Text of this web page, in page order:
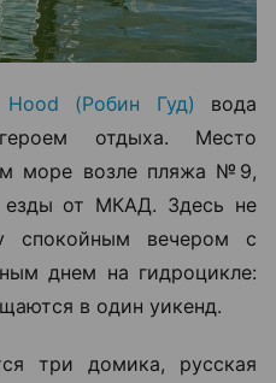
Hood (Робин Гуд) вода
отдыха. Место
море возле пляжа №9,
езды от МКАД. Здесь не
спокойным вечером с
днем на гидроцикле:
в один уикенд.
три домика, русская